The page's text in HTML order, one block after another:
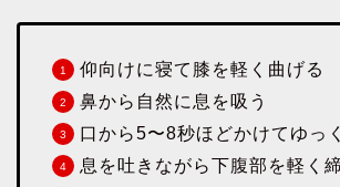
仰向けに寝て膝を軽く曲げる
鼻から自然に息を吸う
口から5〜8秒ほどかけてゆっ
息を吐きながら下腹部を軽く